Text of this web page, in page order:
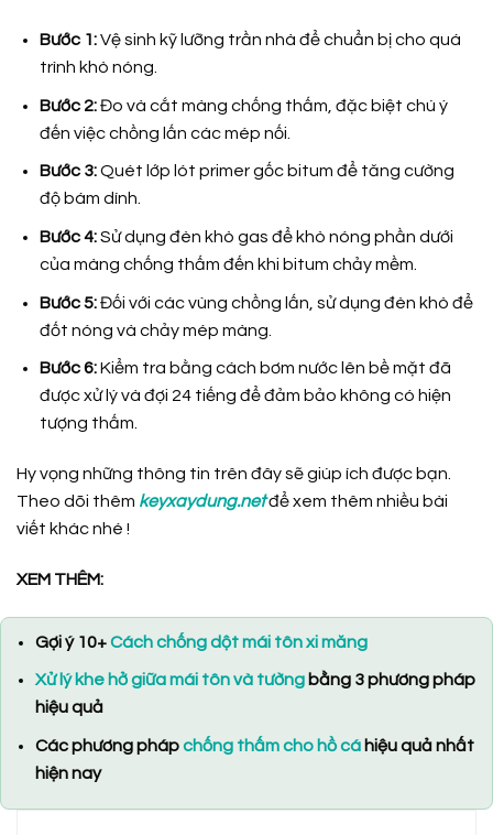
Bước 1:Vệ sinh kỹ lưỡng trần nhà để chuẩn bị cho quá
trình khò nóng.
Bước 2:Đo và cắt màng chống thấm, đặc biệt chú ý
đến việc chồng lấn các mép nối.
Bước 3:Quét lớp lót primer gốc bitum để tăng cường
độ bám dính.
Bước 4:Sử dụng đèn khò gas để khò nóng phần dưới
của màng chống thấm đến khi bitum chảy mềm.
Bước 5:Đối với các vùng chồng lấn, sử dụng đèn khò để
đốt nóng và chảy mép màng.
Bước 6:Kiểm tra bằng cách bơm nước lên bề mặt đã
được xử lý và đợi 24 tiếng để đảm bảo không có hiện
tượng thấm.
Hy vọng những thông tin trên đây sẽ giúp ích được bạn.
Theo dõi thêm keyxaydung.netđể xem thêm nhiều bài
viết khác nhé !
XEM THÊM:
Gợi ý 10+Cách chống dột mái tôn xi măng
Xử lý khe hở giữa mái tôn và tườngbằng 3 phương pháp
hiệu quả
Các phương phápchống thấm cho hồ cáhiệu quả nhất
hiện nay